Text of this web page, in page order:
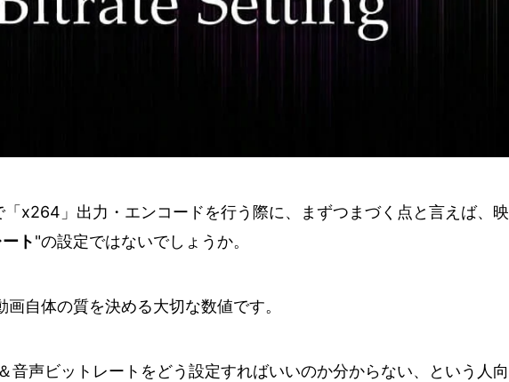
x264」出力・エンコードを行う際に、まずつまづく点と言えば、映
ト"の設定ではないでしょうか。
自体の質を決める大切な数値です。
音声ビットレートをどう設定すればいいのか分からない、という人向